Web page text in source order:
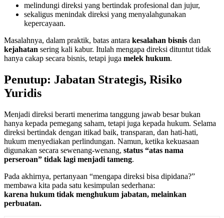
melindungi direksi yang bertindak profesional dan jujur,
sekaligus menindak direksi yang menyalahgunakan
kepercayaan.
Masalahnya, dalam praktik, batas antara kesalahan bisnis dan
kejahatan sering kali kabur. Itulah mengapa direksi dituntut tidak
hanya cakap secara bisnis, tetapi juga melek hukum.
Penutup: Jabatan Strategis, Risiko
Yuridis
Menjadi direksi berarti menerima tanggung jawab besar bukan
hanya kepada pemegang saham, tetapi juga kepada hukum. Selama
direksi bertindak dengan itikad baik, transparan, dan hati-hati,
hukum menyediakan perlindungan. Namun, ketika kekuasaan
digunakan secara sewenang-wenang, status “atas nama
perseroan” tidak lagi menjadi tameng.
Pada akhirnya, pertanyaan “mengapa direksi bisa dipidana?”
membawa kita pada satu kesimpulan sederhana:
karena hukum tidak menghukum jabatan, melainkan
perbuatan.